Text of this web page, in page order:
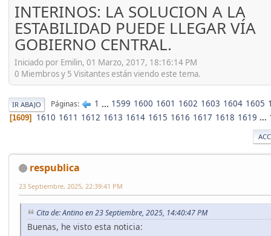
INTERINOS: LA SOLUCION A LA
ESTABILIDAD PUEDE LLEGAR VÍA
GOBIERNO CENTRAL.
Iniciado por Emilin, 01 Marzo, 2017, 18:16:14 PM
0 Miembros y 5 Visitantes están viendo este tema.
IR ABAJO Páginas 1 ... 1599 1600 1601 1602 1603 1604 1605
1609 1610 1611 1612 1613 1614 1615 1616 1617 1618 1619 ...
respublica
23 Septiembre, 2025, 22:39:41 PM
Cita de: Antino en 23 Septiembre, 2025, 14:40:47 PM
Buenas, he visto esta noticia: